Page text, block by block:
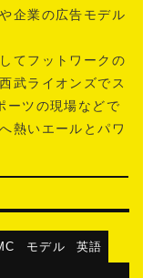
企業の広告モデル
てフットワークの
武ライオンズでス
ーツの現場などで
熱いエールとパワ
モデル 英語